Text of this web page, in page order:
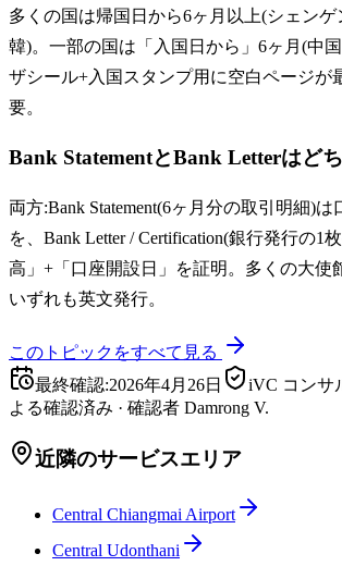
多くの国は帰国日から6ヶ月以上(シェンゲ
韓)。一部の国は「入国日から」6ヶ月(中
ザシール+入国スタンプ用に空白ページが
要。
Bank StatementとBank Letterはど
両方:Bank Statement(6ヶ月分の取引明細)は
を、Bank Letter / Certification(銀行発行の1
高」+「口座開設日」を証明。多くの大
いずれも英文発行。
このトピックをすべて見る
最終確認:2026年4月26日
iVC コンサ
よる確認済み · 確認者 Damrong V.
近隣のサービスエリア
Central Chiangmai Airport
Central Udonthani